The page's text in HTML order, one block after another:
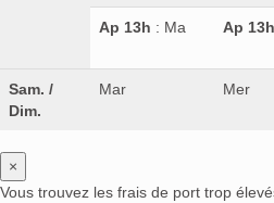
Ap 13h : Ma Ap 13h
Sam. /
Dim.
Mar Mer
×
Vous trouvez les frais de port trop